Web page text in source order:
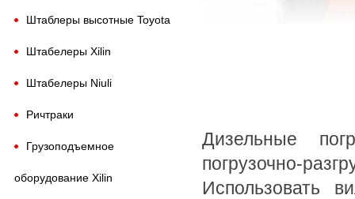
Штаблеры высотные Toyota
Штабелеры Xilin
Штабелеры Niuli
Ричтраки
Грузоподъемное
оборудование Xilin
Дизельные
погрузочно-
Использовать